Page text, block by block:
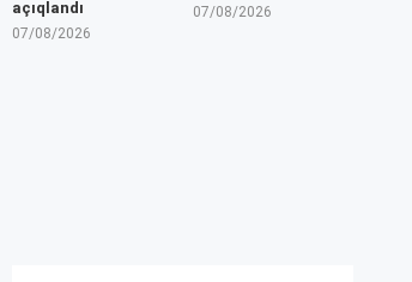
açıqlandı
07/08/2026
07/08/2026